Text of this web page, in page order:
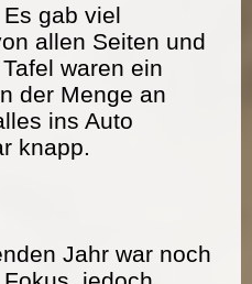
gab viel
allen Seiten und
waren ein
der Menge an
ins Auto
knapp.
Jahr war noch